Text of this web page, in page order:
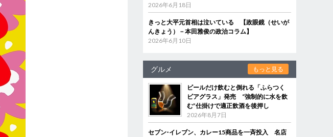
2026年6月18日
きっと大平元首相は泣いている 【政眼鏡（せいが
んきょう）－本田雅俊の政治コラム】
2026年6月10日
グルメ もっと見る
ビールだけ飲むと倒れる「ふらつく
ビアグラス」発売 “強制的に水を飲
む”仕掛けで適正飲酒を後押し
2026年8月7日
セブン‐イレブン、カレー15商品を一斉投入 名店